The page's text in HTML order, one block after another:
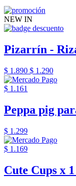
NEW IN
Pizarrín -
$ 1.890 $ 1.290
$ 1.161
Peppa pig
$ 1.299
$ 1.169
Cute Cups x